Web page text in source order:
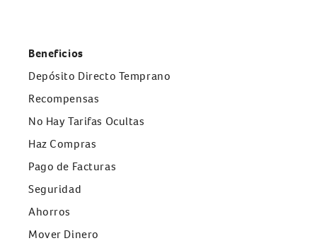
Beneficios
Depósito Directo Temprano
Recompensas
No Hay Tarifas Ocultas
Haz Compras
Pago de Facturas
Seguridad
Ahorros
Mover Dinero